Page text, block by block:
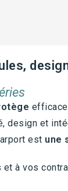
et
est une
à vos